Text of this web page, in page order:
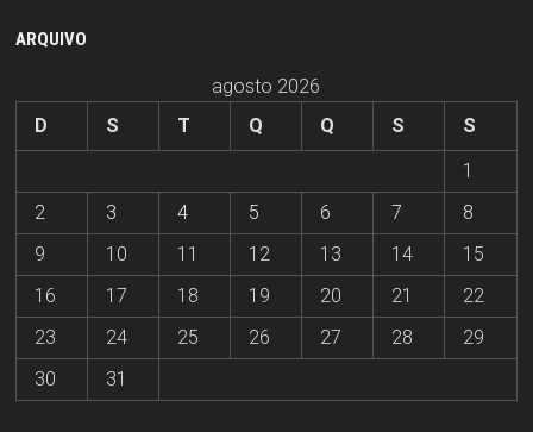
ARQUIVO
agosto 2026
D
S T Q Q S
S
1
2
3 4 5 6 7
8
9
10 11 12 13 14
15
16
17 18 19 20 21
22
23
24 25 26 27 28
29
30
31